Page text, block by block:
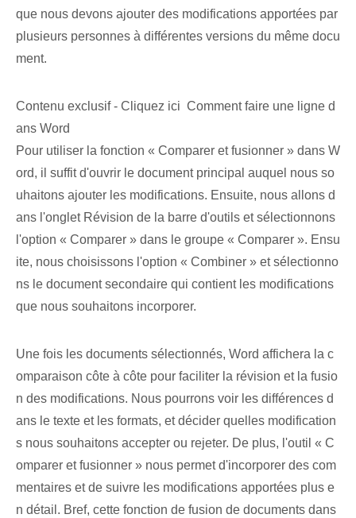
que nous devons ajouter des modifications apportées par
plusieurs personnes à différentes versions du même docu
ment.
Contenu exclusif - Cliquez ici Comment faire une ligne d
ans Word
Pour utiliser la fonction « Comparer et fusionner » dans W
ord, il suffit d'ouvrir le document principal auquel nous so
uhaitons ajouter les modifications. Ensuite, nous allons d
ans l'onglet Révision de la barre d'outils et sélectionnons
l'option « Comparer » dans le groupe « Comparer ». Ensu
ite, nous choisissons l'option « Combiner » et sélectionno
ns le document secondaire qui contient les modifications
que nous souhaitons incorporer.
Une fois les documents sélectionnés, Word affichera la c
omparaison côte à côte pour faciliter la révision et la fusio
n des modifications. Nous pourrons voir les différences d
ans le texte et les formats, et décider quelles modification
s nous souhaitons accepter ou rejeter. De plus, l'outil « C
omparer⁢ et fusionner » nous permet⁤ d'incorporer des com
mentaires et de suivre les modifications apportées plus e
n détail. Bref, cette fonction de fusion de documents dans